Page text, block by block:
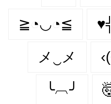
≧◔◡◔≦
メ‿メ
╰︹╯